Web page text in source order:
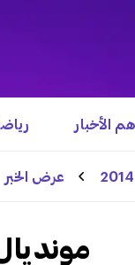
الأخبار
عرض الخبر